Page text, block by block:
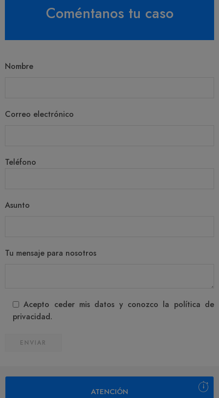
Coméntanos tu caso
Nombre
Correo electrónico
Teléfono
Asunto
Tu mensaje para nosotros
Acepto ceder mis datos y conozco la política de
privacidad.
ATENCIÓN